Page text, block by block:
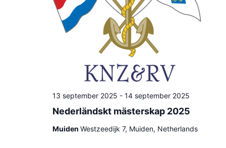
Nederländskt mästerskap 2025
13 september 2025 - 14 september 2025
Muiden Westzeedijk 7, Muiden, Netherlands